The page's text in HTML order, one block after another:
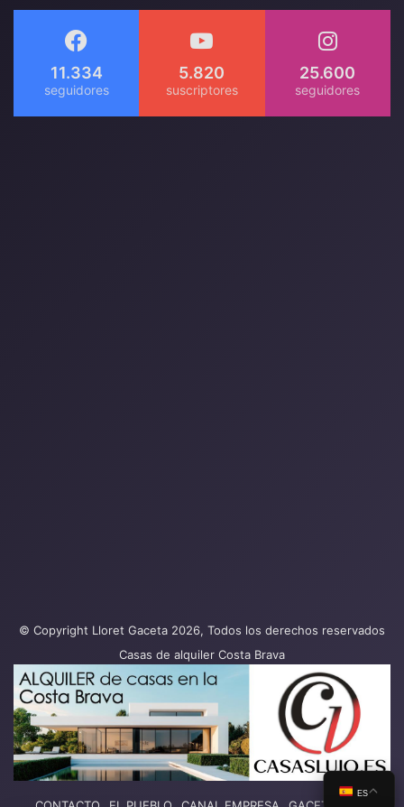
11.334 5.820 25.600
© Copyright Lloret Gaceta 2026, Todos los derechos reservados
Casas de alquiler Costa Brava
ES